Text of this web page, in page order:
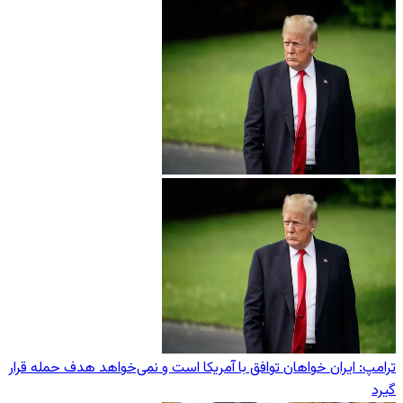
ترامپ: ایران خواهان توافق با آمریکا است و نمی‌خواهد هدف حمله قرار
گیرد